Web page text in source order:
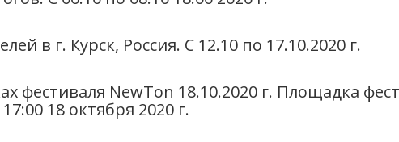
в г. Курск, Россия. С 12.10 по 17.10.2020 г.
фестиваля NewTon 18.10.2020 г. Площадка
18 октября 2020 г.